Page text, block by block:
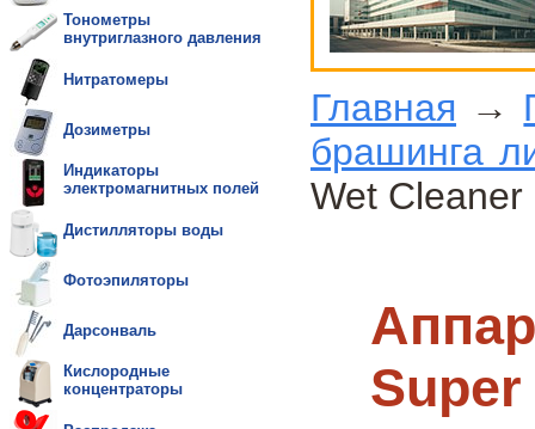
Тонометры
внутриглазного давления
Нитратомеры
Дозиметры
Индикаторы
электромагнитных полей
Дистилляторы воды
Фотоэпиляторы
Дарсонваль
Кислородные
концентраторы
Главная →
брашинга
Wet
Super